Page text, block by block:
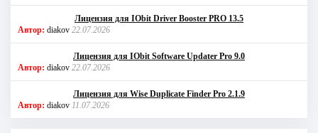
Лицензия для IObit Driver Booster PRO 13.5
Автор: diakov 22.07.2026
Лицензия для IObit Software Updater Pro 9.0
Автор: diakov 22.07.2026
Лицензия для Wise Duplicate Finder Pro 2.1.9
Автор: diakov 11.07.2026